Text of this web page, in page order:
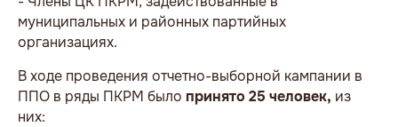
муниципальных и районных партийных
организациях.
В ходе проведения отчетно-выборной кампании в
ППО в ряды ПКРМ было принято 25 человек, из
них: